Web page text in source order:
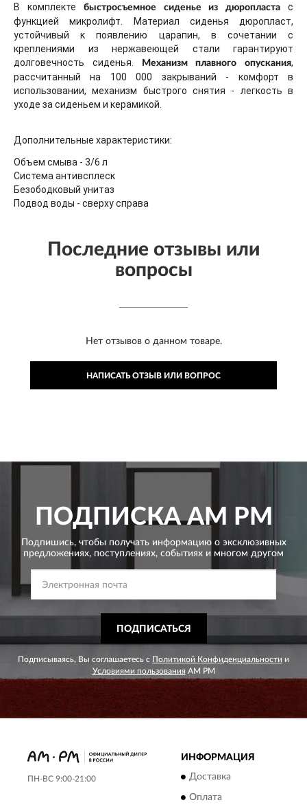
В комплекте быстросъемное сиденье из дюропласта с
функцией микролифт. Материал сиденья дюропласт,
устойчивый к появлению царапин, в сочетании с
креплениями из нержавеющей стали гарантируют
долговечность сиденья.
Механизм плавного опускания,
рассчитанный на 100 000 закрываний - комфорт в
использовании, механизм быстрого снятия - легкость в
уходе за сиденьем и керамикой.
Дополнительные характеристики:
Объем смыва - 3/6 л
Система антивсплеск
Безободковый унитаз
Подвод воды - сверху справа
Последние отзывы или
вопросы
Нет отзывов о данном товаре.
НАПИСАТЬ ОТЗЫВ ИЛИ ВОПРОС
ПОДПИСКАAM PM
Подпишись, чтобы получать информацию о эксклюзивных
предложениях, поступлениях, событиях и многом другом
ПОДПИСАТЬСЯ
Подписываясь, Вы соглашаетесь с Политикой Конфиденциальности и
Условиями пользования AM PM
ПН-ВС 9:00-21:00
ИНФОРМАЦИЯ
Доставка
Оплата